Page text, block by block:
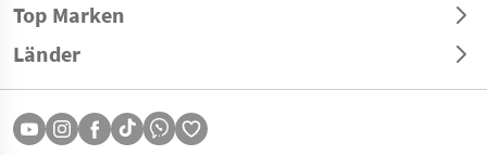
Top Marken
Länder